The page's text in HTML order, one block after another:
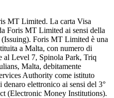
MT Limited. La carta Visa
Foris MT Limited ai sensi della
Foris MT Limited è una
a Malta, con numero di
al Level 7, Spinola Park, Triq
Malta, debitamente
Authority come istituto
elettronico ai sensi del 3°
(Electronic Money Institutions).